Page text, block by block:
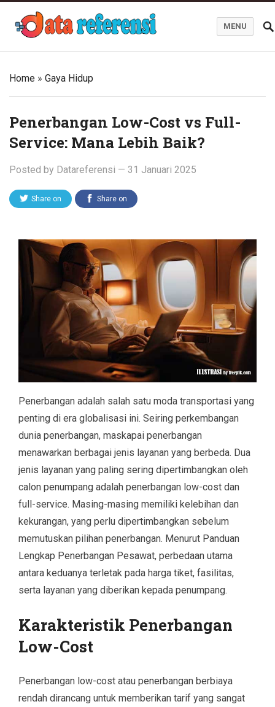
MENU
Home » Gaya Hidup
Penerbangan Low-Cost vs Full-
Service: Mana Lebih Baik?
Posted by Datareferensi — 31 Januari 2025
Share on Share on
Penerbangan adalah salah satu moda transportasi yang
penting di era globalisasi ini. Seiring perkembangan
dunia penerbangan, maskapai penerbangan
menawarkan berbagai jenis layanan yang berbeda. Dua
jenis layanan yang paling sering dipertimbangkan oleh
calon penumpang adalah penerbangan low-cost dan
full-service. Masing-masing memiliki kelebihan dan
kekurangan, yang perlu dipertimbangkan sebelum
memutuskan pilihan penerbangan. Menurut Panduan
Lengkap Penerbangan Pesawat, perbedaan utama
antara keduanya terletak pada harga tiket, fasilitas,
serta layanan yang diberikan kepada penumpang.
Karakteristik Penerbangan
Low-Cost
Penerbangan low-cost atau penerbangan berbiaya
rendah dirancang untuk memberikan tarif yang sangat